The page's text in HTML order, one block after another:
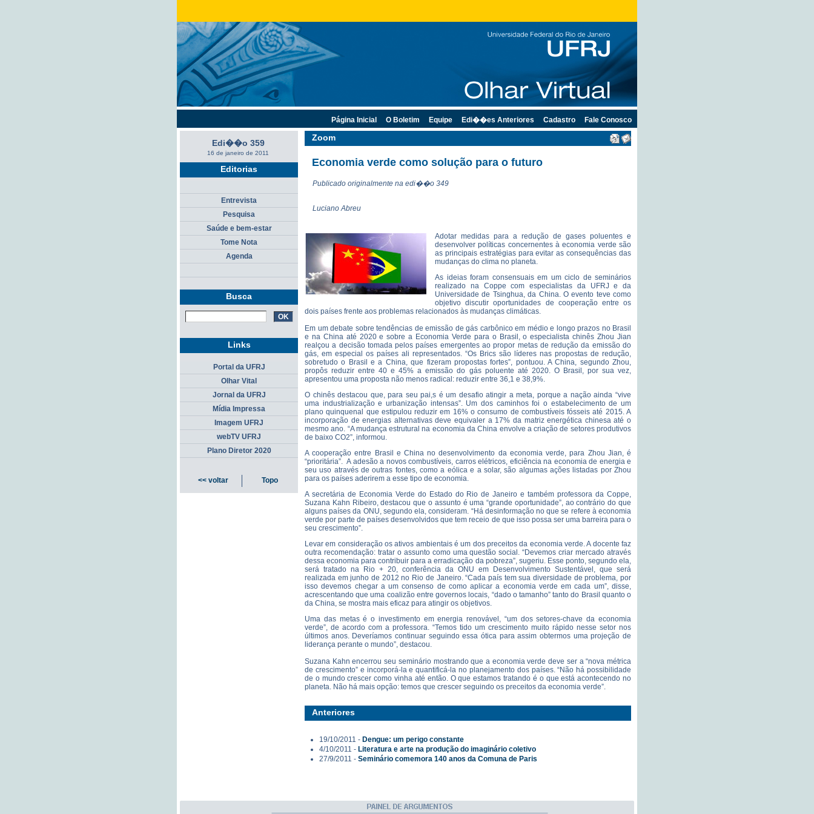
Zoom
Economia verde como solução para o futuro
Publicado originalmente na edi��o 349
Luciano Abreu
Adotar medidas para a redução de gases poluentes e
desenvolver políticas concernentes à economia verde são
as principais estratégias para evitar as consequências das
mudanças do clima no planeta.
As ideias foram consensuais em um ciclo de seminários
realizado na Coppe com especialistas da UFRJ e da
Universidade de Tsinghua, da China. O evento teve como
objetivo discutir oportunidades de cooperação entre os
dois países frente aos problemas relacionados às mudanças climáticas.
Em um debate sobre tendências de emissão de gás carbônico em médio e longo prazos no Brasil
e na China até 2020 e sobre a Economia Verde para o Brasil, o especialista chinês Zhou Jian
realçou a decisão tomada pelos países emergentes ao propor metas de redução da emissão do
gás, em especial os países ali representados. “Os Brics são líderes nas propostas de redução,
sobretudo o Brasil e a China, que fizeram propostas fortes”, pontuou. A China, segundo Zhou,
propôs reduzir entre 40 e 45% a emissão do gás poluente até 2020. O Brasil, por sua vez,
apresentou uma proposta não menos radical: reduzir entre 36,1 e 38,9%.
O chinês destacou que, para seu pai,s é um desafio atingir a meta, porque a nação ainda “vive
uma industrialização e urbanização intensas”. Um dos caminhos foi o estabelecimento de um
plano quinquenal que estipulou reduzir em 16% o consumo de combustíveis fósseis até 2015. A
incorporação de energias alternativas deve equivaler a 17% da matriz energética chinesa até o
mesmo ano. “A mudança estrutural na economia da China envolve a criação de setores produtivos
de baixo CO2”, informou.
A cooperação entre Brasil e China no desenvolvimento da economia verde, para Zhou Jian, é
“prioritária”. A adesão a novos combustíveis, carros elétricos, eficiência na economia de energia e
seu uso através de outras fontes, como a eólica e a solar, são algumas ações listadas por Zhou
para os países aderirem a esse tipo de economia.
A secretária de Economia Verde do Estado do Rio de Janeiro e também professora da Coppe,
Suzana Kahn Ribeiro, destacou que o assunto é uma “grande oportunidade”, ao contrário do que
alguns países da ONU, segundo ela, consideram. “Há desinformação no que se refere à economia
verde por parte de países desenvolvidos que tem receio de que isso possa ser uma barreira para o
seu crescimento”.
Levar em consideração os ativos ambientais é um dos preceitos da economia verde. A docente faz
outra recomendação: tratar o assunto como uma questão social. “Devemos criar mercado através
dessa economia para contribuir para a erradicação da pobreza”, sugeriu. Esse ponto, segundo ela,
será tratado na Rio + 20, conferência da ONU em Desenvolvimento Sustentável, que será
realizada em junho de 2012 no Rio de Janeiro. “Cada país tem sua diversidade de problema, por
isso devemos chegar a um consenso de como aplicar a economia verde em cada um”, disse,
acrescentando que uma coalizão entre governos locais, “dado o tamanho” tanto do Brasil quanto o
da China, se mostra mais eficaz para atingir os objetivos.
Uma das metas é o investimento em energia renovável, “um dos setores-chave da economia
verde”, de acordo com a professora. “Temos tido um crescimento muito rápido nesse setor nos
últimos anos. Deveríamos continuar seguindo essa ótica para assim obtermos uma projeção de
liderança perante o mundo”, destacou.
Suzana Kahn encerrou seu seminário mostrando que a economia verde deve ser a “nova métrica
de crescimento” e incorporá-la e quantificá-la no planejamento dos países. “Não há possibilidade
de o mundo crescer como vinha até então. O que estamos tratando é o que está acontecendo no
planeta. Não há mais opção: temos que crescer seguindo os preceitos da economia verde”.
Anteriores
19/10/2011 - Dengue: um perigo constante
4/10/2011 - Literatura e arte na produção do imaginário coletivo
27/9/2011 - Seminário comemora 140 anos da Comuna de Paris
Edi��o 359
16 de janeiro de 2011
Editorias
Entrevista
Pesquisa
Saúde e bem-estar
Tome Nota
Agenda
Busca
Página Inicial O Boletim Equipe Edi��es Anteriores Cadastro Fale Conosco
Links
Portal da UFRJ
Olhar Vital
Jornal da UFRJ
Mídia Impressa
Imagem UFRJ
webTV UFRJ
Plano Diretor 2020
<< voltar Topo